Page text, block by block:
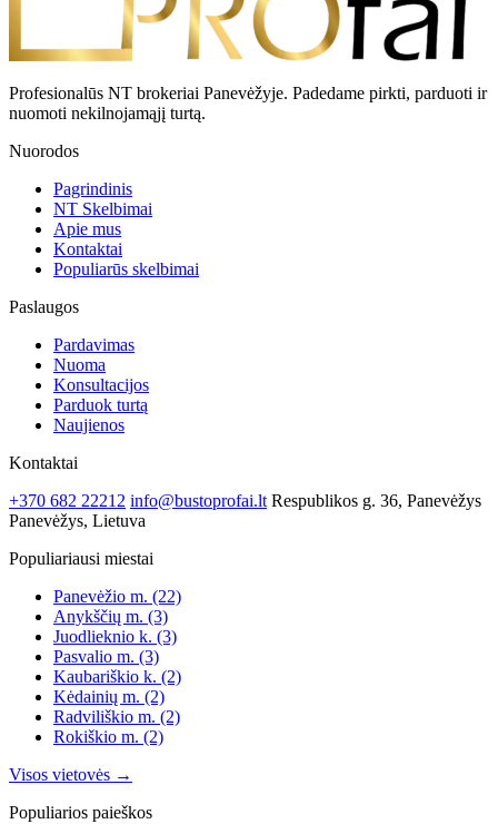
Profesionalūs NT brokeriai Panevėžyje. Padedame pirkti, parduoti ir
nuomoti nekilnojamąjį turtą.
Nuorodos
Pagrindinis
NT Skelbimai
Apie mus
Kontaktai
Populiarūs skelbimai
Paslaugos
Pardavimas
Nuoma
Konsultacijos
Parduok turtą
Naujienos
Kontaktai
+370 682 22212 info@bustoprofai.lt Respublikos g. 36, Panevėžys
Panevėžys, Lietuva
Populiariausi miestai
Panevėžio m. (22)
Anykščių m. (3)
Juodlieknio k. (3)
Pasvalio m. (3)
Kaubariškio k. (2)
Kėdainių m. (2)
Radviliškio m. (2)
Rokiškio m. (2)
Visos vietovės →
Populiarios paieškos